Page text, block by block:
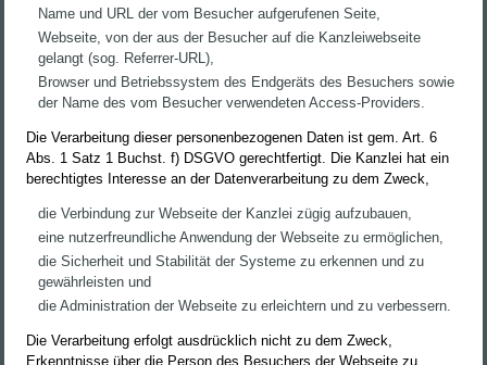
Name und URL der vom Besucher aufgerufenen Seite,
Webseite, von der aus der Besucher auf die Kanzleiwebseite
gelangt (sog. Referrer-URL),
Browser und Betriebssystem des Endgeräts des Besuchers sowie
der Name des vom Besucher verwendeten Access-Providers.
Die Verarbeitung dieser personenbezogenen Daten ist gem. Art. 6
Abs. 1 Satz 1 Buchst. f) DSGVO gerechtfertigt. Die Kanzlei hat ein
berechtigtes Interesse an der Datenverarbeitung zu dem Zweck,
die Verbindung zur Webseite der Kanzlei zügig aufzubauen,
eine nutzerfreundliche Anwendung der Webseite zu ermöglichen,
die Sicherheit und Stabilität der Systeme zu erkennen und zu
gewährleisten und
die Administration der Webseite zu erleichtern und zu verbessern.
Die Verarbeitung erfolgt ausdrücklich nicht zu dem Zweck,
Erkenntnisse über die Person des Besuchers der Webseite zu